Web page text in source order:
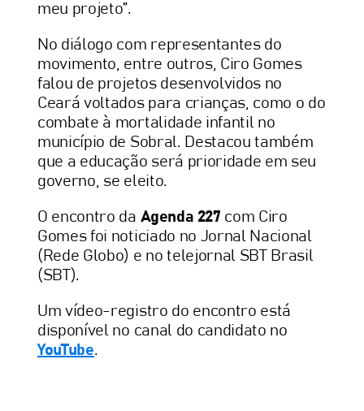
meu projeto”.
No diálogo com representantes do
movimento, entre outros, Ciro Gomes
falou de projetos desenvolvidos no
Ceará voltados para crianças, como o do
combate à mortalidade infantil no
município de Sobral. Destacou também
que a educação será prioridade em seu
governo, se eleito.
O encontro da Agenda 227 com Ciro
Gomes foi noticiado no Jornal Nacional
(Rede Globo) e no telejornal SBT Brasil
(SBT).
Um vídeo-registro do encontro está
disponível no canal do candidato no
YouTube.